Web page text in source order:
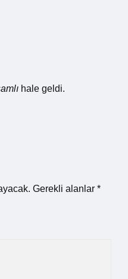
hale geldi.
Gerekli alanlar *